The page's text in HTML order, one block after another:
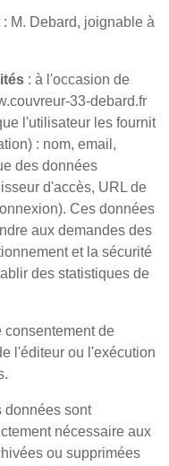
: M. Debard, joignable à
: à l'occasion de
33-debard.fr
l'utilisateur les fournit
: nom, email,
des données
d'accès, URL de
Ces données
aux demandes des
et la sécurité
des statistiques de
consentement de
l'éditeur ou l'exécution
données sont
nécessaire aux
ou supprimées